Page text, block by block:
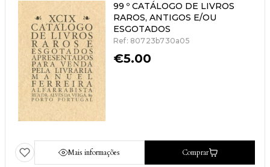
99 º CATÁLOGO DE LIVROS
RAROS, ANTIGOS E/OU
ESGOTADOS
Ref: 80723b730a05
€5.00
Mais informações Comprar